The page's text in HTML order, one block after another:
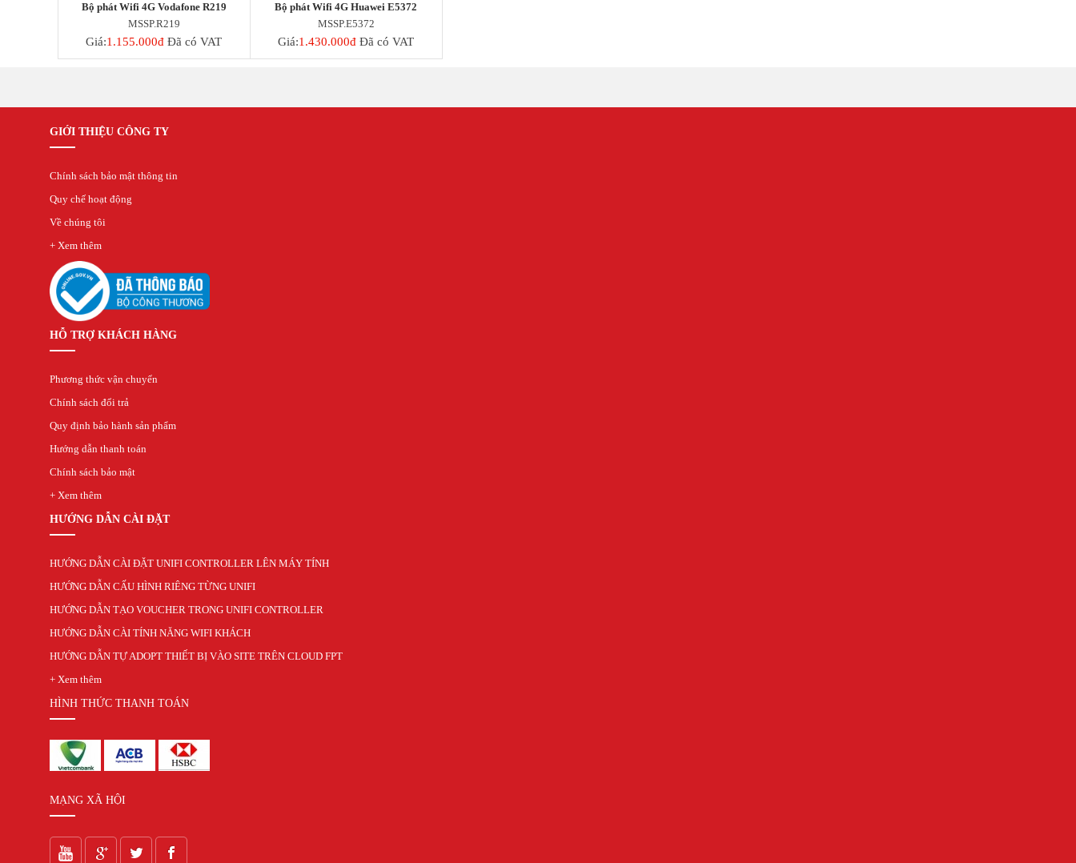
Bộ phát Wifi 4G Vodafone R219
MSSP.R219
Giá:1.155.000đ Đã có VAT
Bộ phát Wifi 4G Huawei E5372
MSSP.E5372
Giá:1.430.000đ Đã có VAT
GIỚI THIỆU CÔNG TY
Chính sách bảo mật thông tin
Quy chế hoạt động
Về chúng tôi
+ Xem thêm
HỖ TRỢ KHÁCH HÀNG
Phương thức vận chuyển
Chính sách đổi trả
Quy định bảo hành sản phẩm
Hướng dẫn thanh toán
Chính sách bảo mật
+ Xem thêm
HƯỚNG DẪN CÀI ĐẶT
HƯỚNG DẪN CÀI ĐẶT UNIFI CONTROLLER LÊN MÁY TÍNH
HƯỚNG DẪN CẤU HÌNH RIÊNG TỪNG UNIFI
HƯỚNG DẪN TẠO VOUCHER TRONG UNIFI CONTROLLER
HƯỚNG DẪN CÀI TÍNH NĂNG WIFI KHÁCH
HƯỚNG DẪN TỰ ADOPT THIẾT BỊ VÀO SITE TRÊN CLOUD FPT
+ Xem thêm
HÌNH THỨC THANH TOÁN
MẠNG XÃ HỘI